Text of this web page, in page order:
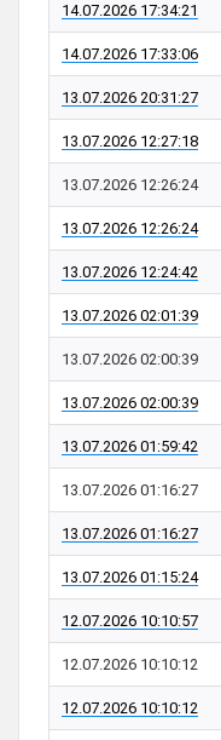
14.07.2026 17:34:21
14.07.2026 17:33:06
13.07.2026 20:31:27
13.07.2026 12:27:18
13.07.2026 12:26:24
13.07.2026 12:26:24
13.07.2026 12:24:42
13.07.2026 02:01:39
13.07.2026 02:00:39
13.07.2026 02:00:39
13.07.2026 01:59:42
13.07.2026 01:16:27
13.07.2026 01:16:27
13.07.2026 01:15:24
12.07.2026 10:10:57
12.07.2026 10:10:12
12.07.2026 10:10:12